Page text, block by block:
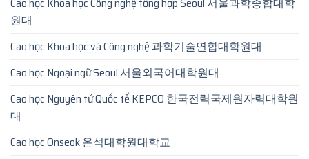
원대
Cao học Khoa học và Công nghệ 과학기술연합대학원대
Cao học Ngoại ngữ Seoul 서울외국어대학원대
Cao học Nguyên tử Quốc tế KEPCO 한국전력국제원자력대학원
대
Cao học Onseok 온석대학원대학교